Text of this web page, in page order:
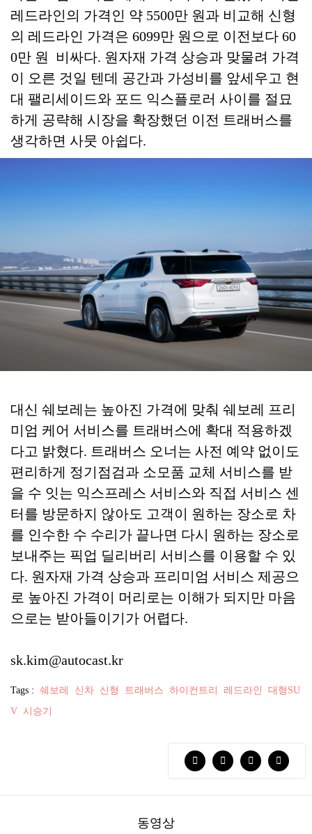
레드라인의 가격인 약 5500만 원과 비교해 신형
의 레드라인 가격은 6099만 원으로 이전보다 60
0만 원 비싸다. 원자재 가격 상승과 맞물려 가격
이 오른 것일 텐데 공간과 가성비를 앞세우고 현
대 팰리세이드와 포드 익스플로러 사이를 절묘
하게 공략해 시장을 확장했던 이전 트래버스를
생각하면 사뭇 아쉽다.
대신 쉐보레는 높아진 가격에 맞춰 쉐보레 프리
미엄 케어 서비스를 트래버스에 확대 적용하겠
다고 밝혔다. 트래버스 오너는 사전 예약 없이도
편리하게 정기점검과 소모품 교체 서비스를 받
을 수 잇는 익스프레스 서비스와 직접 서비스 센
터를 방문하지 않아도 고객이 원하는 장소로 차
를 인수한 수 수리가 끝나면 다시 원하는 장소로
보내주는 픽업 딜리버리 서비스를 이용할 수 있
다. 원자재 가격 상승과 프리미엄 서비스 제공으
로 높아진 가격이 머리로는 이해가 되지만 마음
으로는 받아들이기가 어렵다.
sk.kim@autocast.kr
Tags : 쉐보레 신차 신형 트래버스 하이컨트리 레드라인
대형SU
V 시승기
동영상